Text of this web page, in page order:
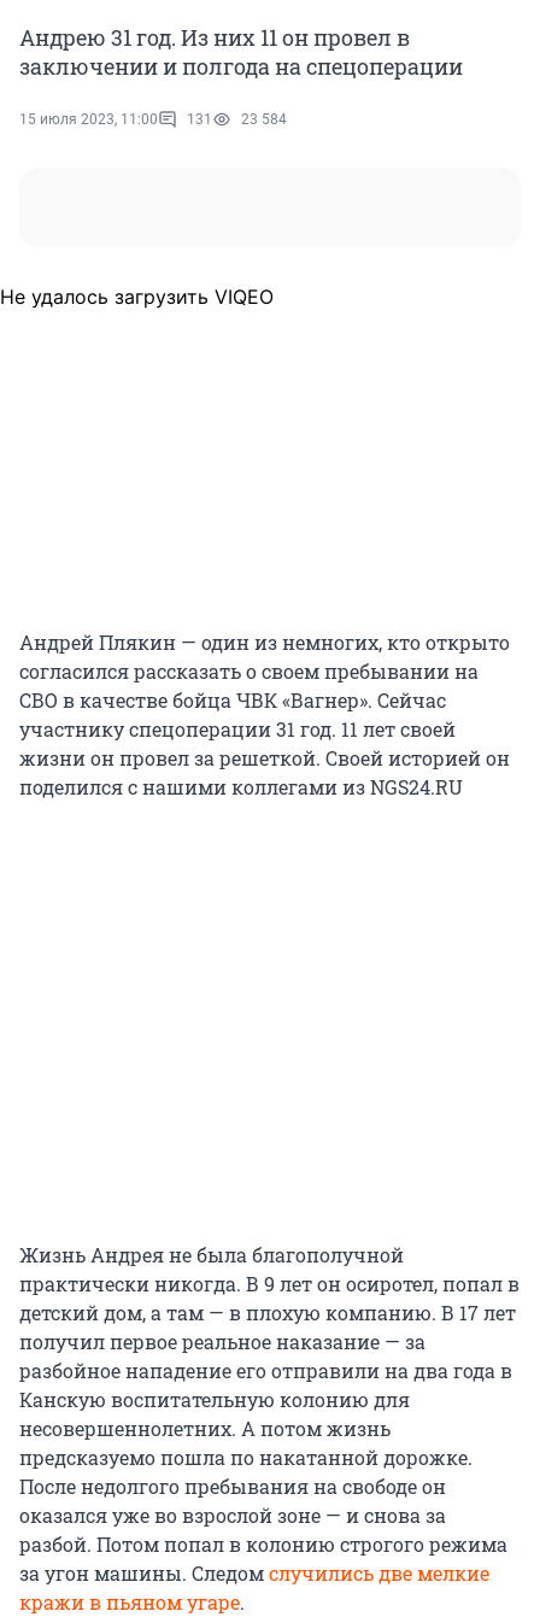
Андрею 31 год. Из них 11 он провел в
заключении и полгода на спецоперации
15 июля 2023, 11:00 131 23 584
Не удалось загрузить VIQEO
Андрей Плякин — один из немногих, кто открыто
согласился рассказать о своем пребывании на
СВО в качестве бойца ЧВК «Вагнер». Сейчас
участнику спецоперации 31 год. 11 лет своей
жизни он провел за решеткой. Своей историей он
поделился с нашими коллегами из NGS24.RU
Жизнь Андрея не была благополучной
практически никогда. В 9 лет он осиротел, попал в
детский дом, а там — в плохую компанию. В 17 лет
получил первое реальное наказание — за
разбойное нападение его отправили на два года в
Канскую воспитательную колонию для
несовершеннолетних. А потом жизнь
предсказуемо пошла по накатанной дорожке.
После недолгого пребывания на свободе он
оказался уже во взрослой зоне — и снова за
разбой. Потом попал в колонию строгого режима
за угон машины. Следомслучились две мелкие
кражи в пьяном угаре.